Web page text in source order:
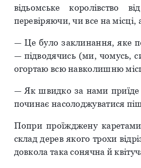
відьомське королівство
перевіряючи, чи все на
— Це було заклинання, яке
— підводячись (ми, чомусь,
огортаю всю навколишню
— Як швидко за нами приїде
починає насолоджуватися
Попри проїжджену
склад дерев якого трохи
довкола така сонячна й